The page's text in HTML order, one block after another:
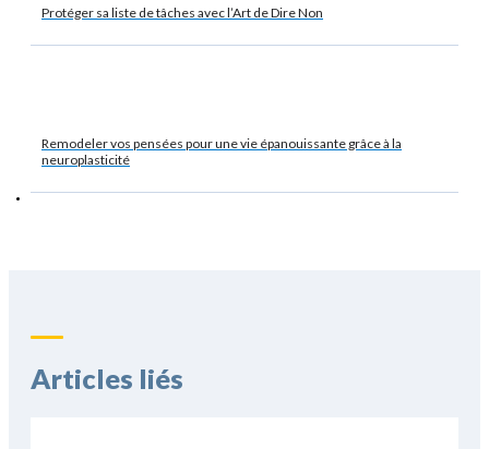
Protéger sa liste de tâches avec l’Art de Dire Non
Remodeler vos pensées pour une vie épanouissante grâce à la
neuroplasticité
Articles liés